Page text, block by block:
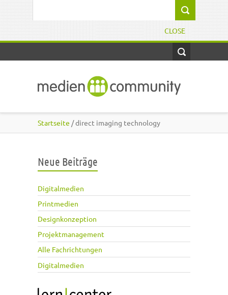
CLOSE
Startseite / direct imaging technology
Neue Beiträge
Digitalmedien
Printmedien
Designkonzeption
Projektmanagement
Alle Fachrichtungen
Digitalmedien